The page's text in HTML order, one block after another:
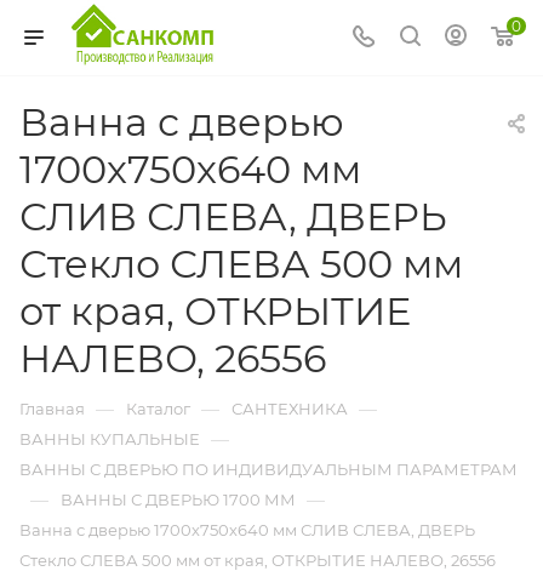
0
Ванна с дверью
1700х750х640 мм
СЛИВ СЛЕВА, ДВЕРЬ
Стекло СЛЕВА 500 мм
от края, ОТКРЫТИЕ
НАЛЕВО, 26556
Главная — Каталог — САНТЕХНИКА —
ВАННЫ КУПАЛЬНЫЕ —
ВАННЫ С ДВЕРЬЮ ПО ИНДИВИДУАЛЬНЫМ ПАРАМЕТРАМ
— ВАННЫ С ДВЕРЬЮ 1700 ММ —
Ванна с дверью 1700х750х640 мм СЛИВ СЛЕВА, ДВЕРЬ
Стекло СЛЕВА 500 мм от края, ОТКРЫТИЕ НАЛЕВО, 26556